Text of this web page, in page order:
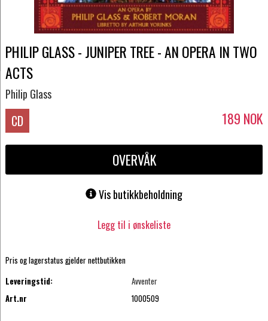
PHILIP GLASS - JUNIPER TREE - AN OPERA IN TWO
ACTS
Philip Glass
CD 189 NOK
OVERVÅK
Vis butikkbeholdning
Legg til i ønskeliste
Pris og lagerstatus gjelder nettbutikken
Leveringstid:
Avventer
Art.nr
1000509